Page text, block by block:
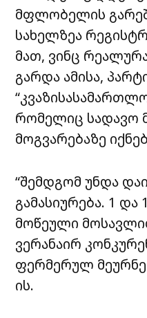
მფლობელის
სახელზეა
მათ, ვინც
გარდა ამისა,
რომელიც სადავო
მოგვარებაზე
“შემდგომ უნდა
გამასიურება. 1 და
მოწეული
ვერანაირ
ფერმერულ
ის.